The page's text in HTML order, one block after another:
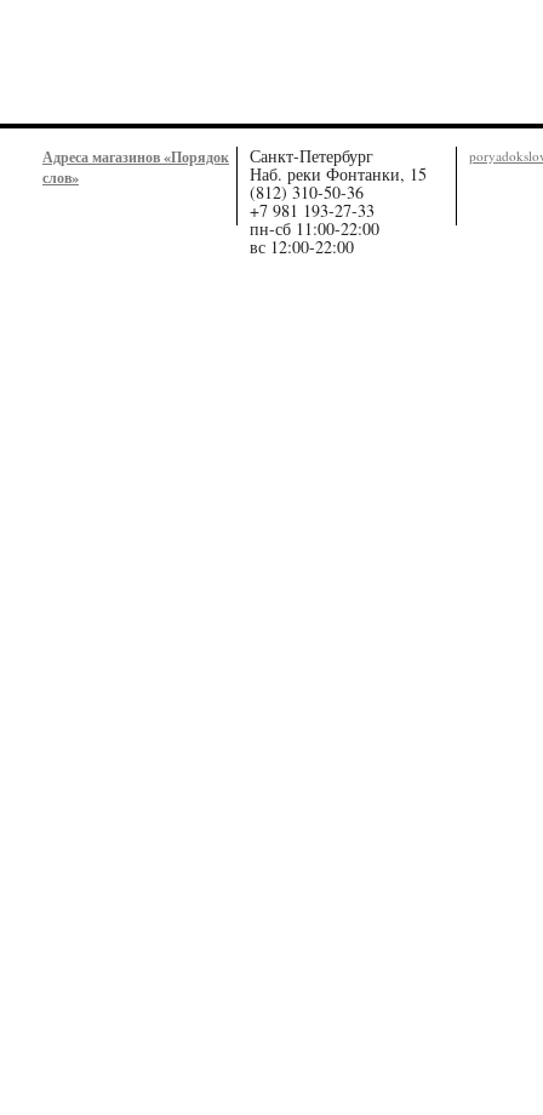
Адреса магазинов «Порядок
слов»
Санкт-Петербург
Наб. реки Фонтанки, 15
(812) 310-50-36
+7 981 193-27-33
пн-сб 11:00-22:00
вс 12:00-22:00